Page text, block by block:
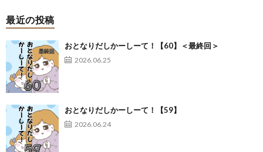
最近の投稿
おとなりだしかーしーて！【60】＜最終回＞
2026.06.25
おとなりだしかーしーて！【59】
2026.06.24